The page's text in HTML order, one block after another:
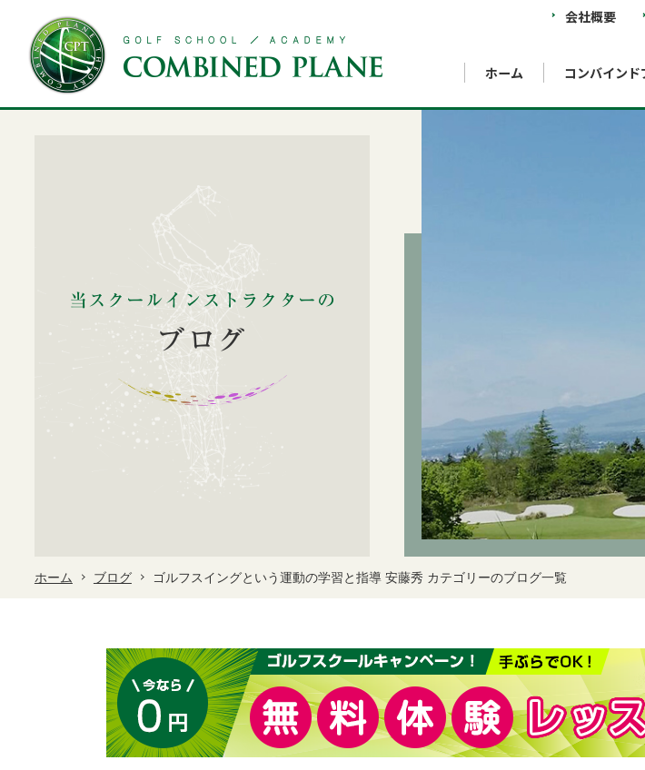
会社概要
ホーム コンバイン
当スクールインストラクターの
ブログ
ホーム ブログ ゴルフスイングという運動の学習と指導 安藤秀 カテゴリーのブログ一覧